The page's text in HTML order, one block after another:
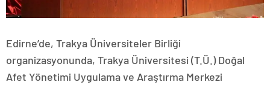
Edirne’de, Trakya Üniversiteler Birliği
organizasyonunda, Trakya Üniversitesi (T.Ü.) Doğal
Afet Yönetimi Uygulama ve Araştırma Merkezi